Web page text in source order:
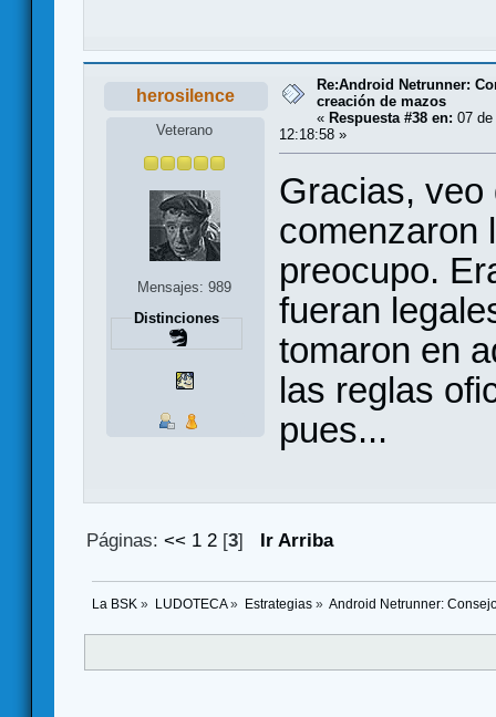
herosilence
Veterano
Mensajes: 989
Distinciones
Re:Android Netrunner:
creación de mazos
« Respuesta #38 en: 07
12:18:58 »
Gracias, veo
comenzaron
preocupo.
fueran
tomaron en
las reglas
pues...
Páginas:<< 1 2 [3] Ir Arriba
La BSK » LUDOTECA» Estrategias» Android Netrunner: